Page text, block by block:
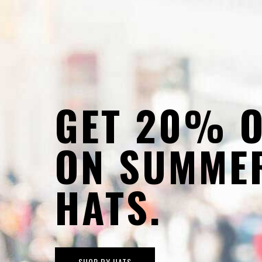
GET 20%
ON
HATS.